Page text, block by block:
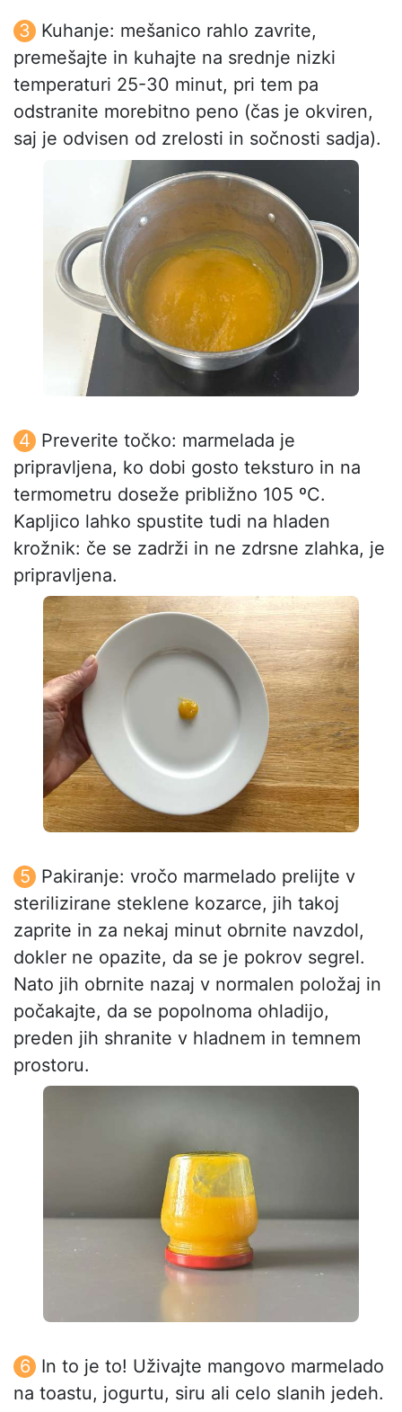
Kuhanje: mešanico rahlo zavrite,
premešajte in kuhajte na srednje nizki
temperaturi 25-30 minut, pri tem pa
odstranite morebitno peno (čas je okviren,
saj je odvisen od zrelosti in sočnosti sadja).
Preverite točko: marmelada je
pripravljena, ko dobi gosto teksturo in na
termometru doseže približno 105 ºC.
Kapljico lahko spustite tudi na hladen
krožnik: če se zadrži in ne zdrsne zlahka, je
pripravljena.
Pakiranje: vročo marmelado prelijte v
sterilizirane steklene kozarce, jih takoj
zaprite in za nekaj minut obrnite navzdol,
dokler ne opazite, da se je pokrov segrel.
Nato jih obrnite nazaj v normalen položaj in
počakajte, da se popolnoma ohladijo,
preden jih shranite v hladnem in temnem
prostoru.
In to je to! Uživajte mangovo marmelado
na toastu, jogurtu, siru ali celo slanih jedeh.